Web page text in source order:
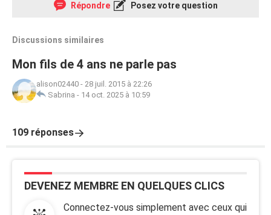
Répondre Posez votre question
Discussions similaires
Mon fils de 4 ans ne parle pas
alison02440 - 28 juil. 2015 à 22:26
Sabrina - 14 oct. 2025 à 10:59
109 réponses
DEVENEZ MEMBRE EN QUELQUES CLICS
Connectez-vous simplement avec ceux qui